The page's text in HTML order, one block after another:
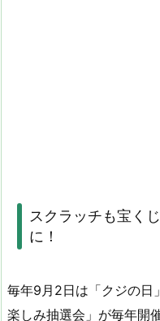
スクラッチも宝く
に！
毎年9月2日は「クジの日
楽しみ抽選会」が毎年開